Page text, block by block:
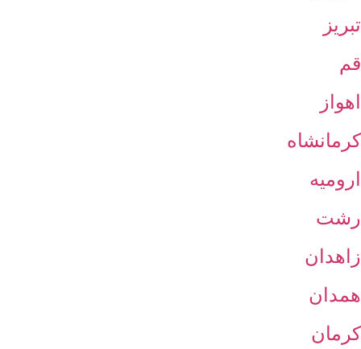
تبریز
قم
اهواز
کرمانشاه
ارومیه
رشت
زاهدان
همدان
کرمان